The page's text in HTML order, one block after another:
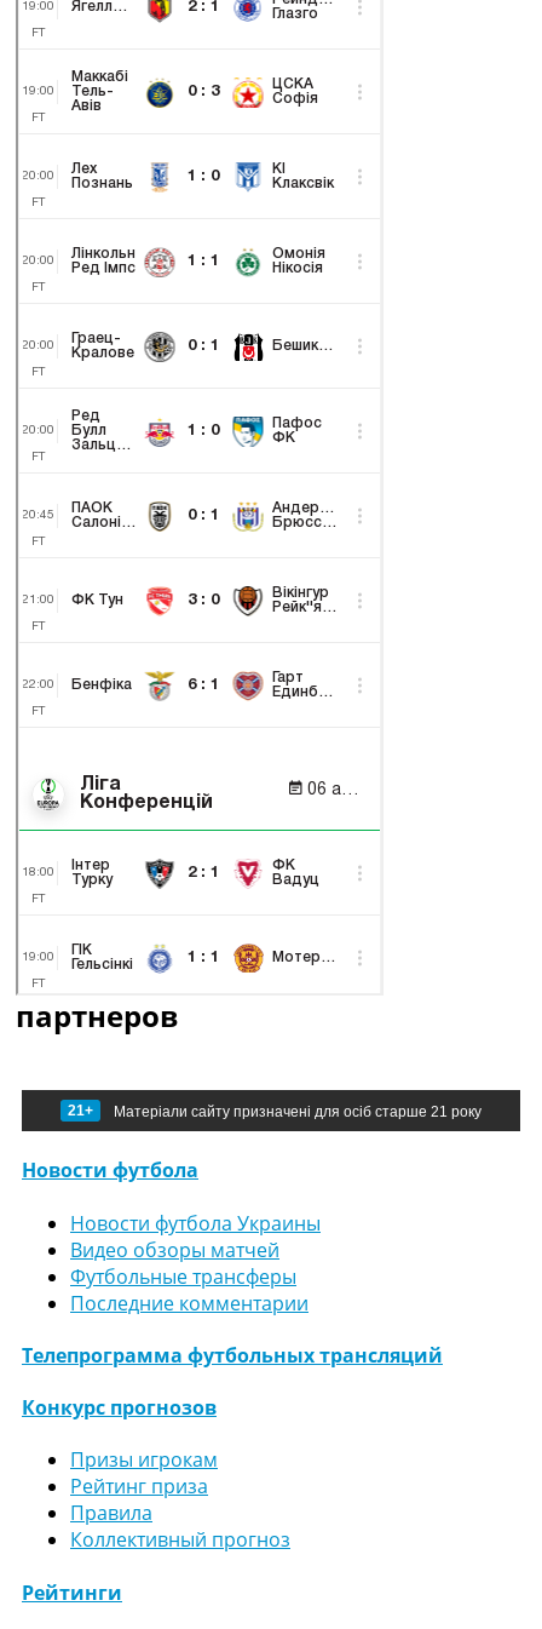
партнеров
21+ Матеріали сайту призначені для осіб старше 21 року
Новости футбола
Новости футбола Украины
Видео обзоры матчей
Футбольные трансферы
Последние комментарии
Телепрограмма футбольных трансляций
Конкурс прогнозов
Призы игрокам
Рейтинг приза
Правила
Коллективный прогноз
Рейтинги